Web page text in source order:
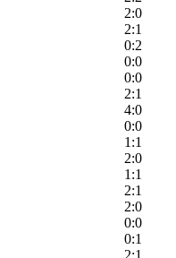
2:0
2:1
0:2
0:0
0:0
2:1
4:0
0:0
1:1
2:0
1:1
2:1
2:0
0:0
0:1